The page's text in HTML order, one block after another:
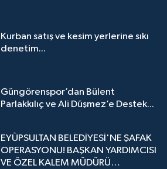
Kurban satış ve kesim yerlerine sıkı
denetim...
Güngörenspor’dan Bülent
Parlakkılıç ve Ali Düşmez’e Destek...
EYÜPSULTAN BELEDİYESİ'NE ŞAFAK
OPERASYONU! BAŞKAN YARDIMCISI
VE ÖZEL KALEM MÜDÜRÜ